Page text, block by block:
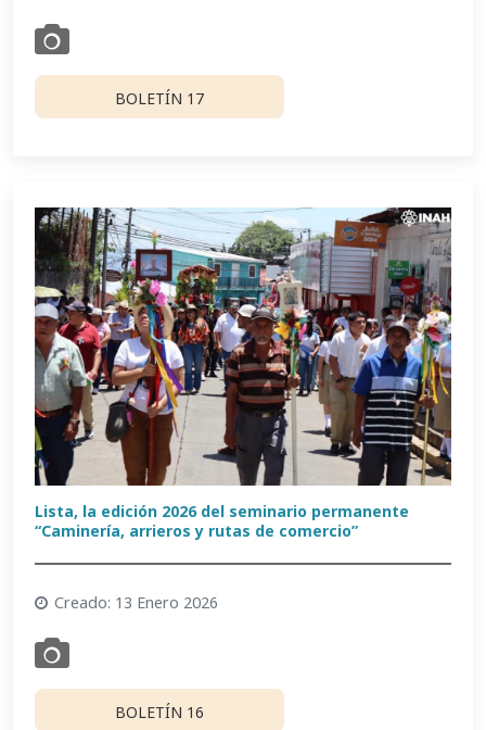
BOLETÍN 17
Lista, la edición 2026 del seminario permanente
“Caminería, arrieros y rutas de comercio”
Creado: 13 Enero 2026
BOLETÍN 16